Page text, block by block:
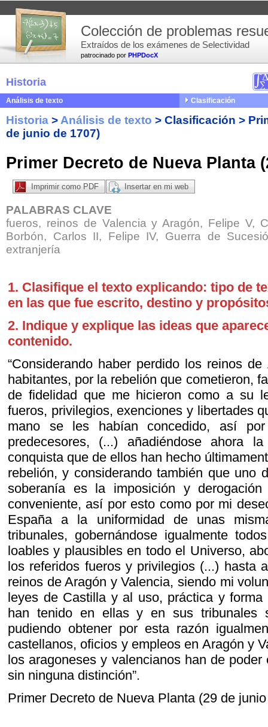
patrocinado por PHPDocX
Colección de problemas
Extraídos de los exámenes de Selectividad
Historia
Análisis de texto Clasificación
Historia > Análisis de texto > Clasificación >
de junio de 1707)
Primer Decreto de Nueva Planta
Imprimir como PDF Insertar en mi web
PALABRAS CLAVE
fueros, reinos de Valencia y Aragón, Felipe V,
Borbón, Carlos II, Felipe IV, Guerra de
extranjería
1. Clasifique el texto explicando: tipo de
en las que fue escrito, destino y
2. Indique y explique las ideas que
contenido.
“Considerando haber perdido los reinos
habitantes, por la rebelión que cometieron,
de fidelidad que me hicieron como a su
fueros, privilegios, exenciones y libertades
mano se les habían concedido, así
predecesores, (...) añadiéndose ahora
conquista que de ellos han hecho
rebelión, y considerando también que uno
soberanía es la imposición y
conveniente, así por esto como por mi
España a la uniformidad de unas
tribunales, gobernándose igualmente
loables y plausibles en todo el Universo,
los referidos fueros y privilegios (...) hasta
reinos de Aragón y Valencia, siendo mi
leyes de Castilla y al uso, práctica y
han tenido en ellas y en sus tribunales
pudiendo obtener por esta razón
castellanos, oficios y empleos en Aragón y
los aragoneses y valencianos han de
sin ninguna distinción”.
Primer Decreto de Nueva Planta (29 de